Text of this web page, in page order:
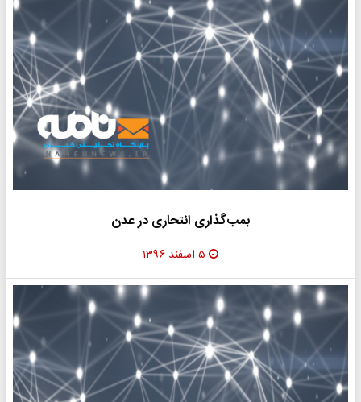
بمب‌گذاری انتحاری در عدن
۵ اسفند ۱۳۹۶